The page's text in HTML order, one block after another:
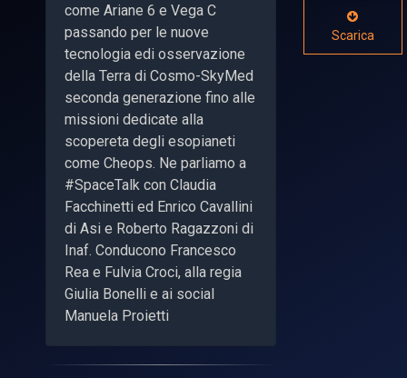
come Ariane 6 e Vega C
passando per le nuove
tecnologia edi osservazione
della Terra di Cosmo-SkyMed
seconda generazione fino alle
missioni dedicate alla
scopereta degli esopianeti
come Cheops. Ne parliamo a
#SpaceTalk con Claudia
Facchinetti ed Enrico Cavallini
di Asi e Roberto Ragazzoni di
Inaf. Conducono Francesco
Rea e Fulvia Croci, alla regia
Giulia Bonelli e ai social
Manuela Proietti
Scarica